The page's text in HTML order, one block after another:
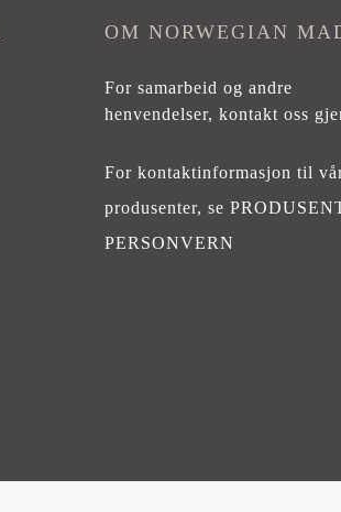
velges
OM NORWEGIAN
For samarbeid og andre
henvendelser,kontakt oss
For kontaktinformasjon til
produsenter, se
PERSONVERN